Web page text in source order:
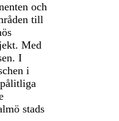
och
till
Med
I
i
stads